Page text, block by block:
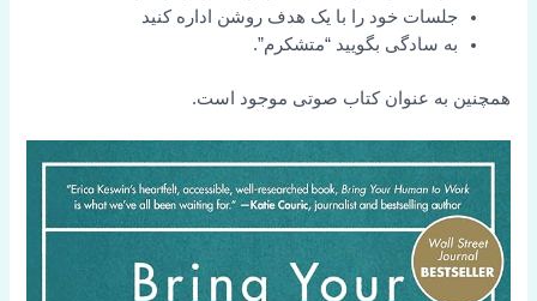
جلسات خود را با یک هدف روشن اداره کنید
به سادگی بگویید “متشکرم”.
همچنین به عنوان کتاب صوتی موجود است.